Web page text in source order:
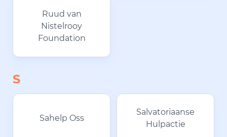
Ruud van
Nistelrooy
Foundation
S
Sahelp Oss
Salvatoriaanse
Hulpactie